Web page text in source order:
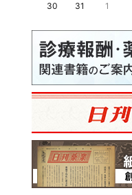
30 31 1